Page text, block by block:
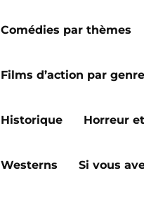
Comédies par thèmes
Films d’action par
Historique Horreur
Westerns Si vous